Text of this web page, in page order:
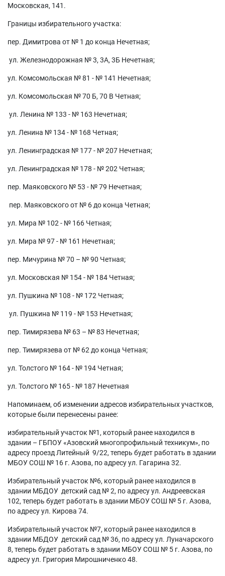
Московская, 141.
Границы избирательного участка:
пер. Димитрова от № 1 до конца Нечетная;
ул. Железнодорожная № 3, 3А, 3Б Нечетная;
ул. Комсомольская № 81 - № 141 Нечетная;
ул. Комсомольская № 70 Б, 70 В Четная;
ул. Ленина № 133 - № 163 Нечетная;
ул. Ленина № 134 - № 168 Четная;
ул. Ленинградская № 177 - № 207 Нечетная;
ул. Ленинградская № 178 - № 202 Четная;
пер. Маяковского № 53 - № 79 Нечетная;
пер. Маяковского от № 6 до конца Четная;
ул. Мира № 102 - № 166 Четная;
ул. Мира № 97 - № 161 Нечетная;
пер. Мичурина № 70 – № 90 Четная;
ул. Московская № 154 - № 184 Четная;
ул. Пушкина № 108 - № 172 Четная;
ул. Пушкина № 119 - № 153 Нечетная;
пер. Тимирязева № 63 – № 83 Нечетная;
пер. Тимирязева от № 62 до конца Четная;
ул. Толстого № 164 - № 194 Четная;
ул. Толстого № 165 - № 187 Нечетная
Напоминаем, об изменении адресов избирательных участков,
которые были перенесены ранее:
избирательный участок №1, который ранее находился в
здании – ГБПОУ «Азовский многопрофильный техникум», по
адресу проезд Литейный 9/22, теперь будет работать в здании
МБОУ СОШ № 16 г. Азова, по адресу ул. Гагарина 32.
Избирательный участок №6, который ранее находился в
здании МБДОУ детский сад № 2, по адресу ул. Андреевская
102, теперь будет работать в здании МБОУ СОШ № 5 г. Азова,
по адресу ул. Кирова 74.
Избирательный участок №7, который ранее находился в
здании МБДОУ детский сад № 36, по адресу ул. Луначарского
8, теперь будет работать в здании МБОУ СОШ № 5 г. Азова, по
адресу ул. Григория Мирошниченко 48.